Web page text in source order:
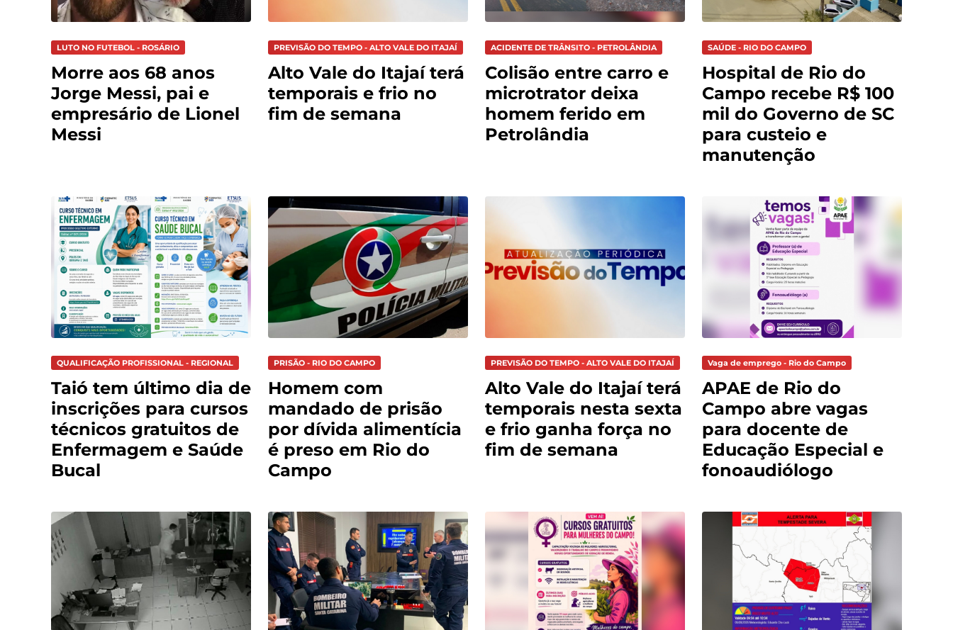
LUTO NO FUTEBOL - ROSÁRIO
Morre aos 68 anos
Jorge Messi, pai e
empresário de Lionel
Messi
PREVISÃO DO TEMPO - ALTO VALE DO ITAJAÍ
Alto Vale do Itajaí terá
temporais e frio no
fim de semana
ACIDENTE DE TRÂNSITO - PETROLÂNDIA
Colisão entre carro e
microtrator deixa
homem ferido em
Petrolândia
SAÚDE - RIO DO CAMPO
Hospital de Rio do
Campo recebe R$ 100
mil do Governo de SC
para custeio e
manutenção
QUALIFICAÇÃO PROFISSIONAL - REGIONAL
Taió tem último dia de
inscrições para cursos
técnicos gratuitos de
Enfermagem e Saúde
Bucal
PRISÃO - RIO DO CAMPO
Homem com
mandado de prisão
por dívida alimentícia
é preso em Rio do
Campo
PREVISÃO DO TEMPO - ALTO VALE DO ITAJAÍ
Alto Vale do Itajaí terá
temporais nesta sexta
e frio ganha força no
fim de semana
Vaga de emprego - Rio do Campo
APAE de Rio do
Campo abre vagas
para docente de
Educação Especial e
fonoaudiólogo